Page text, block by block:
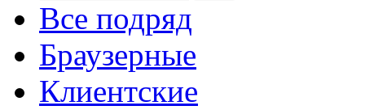
Все подряд
Браузерные
Клиентские